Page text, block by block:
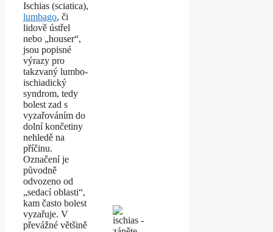
Ischias (sciatica),
lumbago, či
lidově ústřel
nebo „houser“,
jsou popisné
výrazy pro
takzvaný lumbo-
ischiadický
syndrom, tedy
bolest zad s
vyzařováním do
dolní končetiny
nehledě na
příčinu.
Označení je
původně
odvozeno od
„sedací oblasti“,
kam často bolest
vyzařuje. V
převážné většině